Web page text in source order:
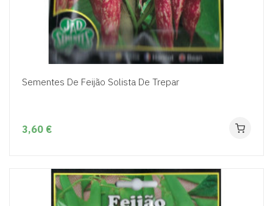
Sementes De Feijão Solista De Trepar
3,60 €